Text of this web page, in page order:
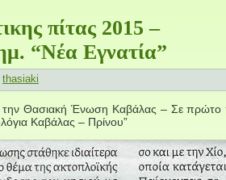
πίτας 2015 –
“Νέα Εγνατία”
thasiaki
την Θασιακή Ένωση Καβάλας – Σε πρώτο
Καβάλας – Πρίνου”